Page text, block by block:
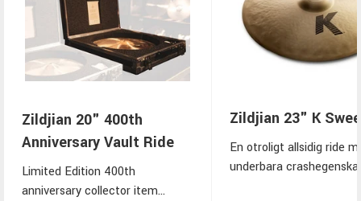
Zildjian 20" 400th
Anniversary Vault Ride
Limited Edition 400th
anniversary collector item
Zildjian 23" K
En otroligt allsidig ride
underbara